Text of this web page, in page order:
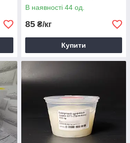
В наявності 44 од.
85 ₴/кг
Купити